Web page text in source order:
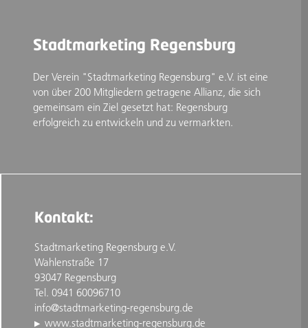
Stadtmarketing Regensburg
Der Verein "Stadtmarketing Regensburg" e.V. ist eine
von über 200 Mitgliedern getragene Allianz, die sich
gemeinsam ein Ziel gesetzt hat: Regensburg
erfolgreich zu entwickeln und zu vermarkten.
Kontakt:
Stadtmarketing Regensburg e.V.
Wahlenstraße 17
93047 Regensburg
Tel. 0941 60096710
info@stadtmarketing-regensburg.de
www.stadtmarketing-regensburg.de